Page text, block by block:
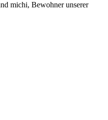
michi, Bewohner unserer